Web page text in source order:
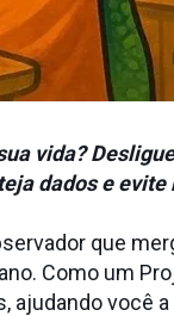
vida?
dados e evite
que
Como um
ajudando você